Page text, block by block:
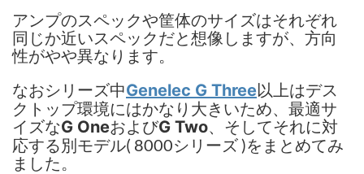
アンプのスペックや筐体のサイズはそれぞれ
同じか近いスペックだと想像しますが、方向
性がやや異なります。
なおシリーズ中Genelec G Three以上はデス
クトップ環境にはかなり大きいため、最適サ
イズなG OneおよびG Two、そしてそれに対
応する別モデル( 8000シリーズ )をまとめてみ
ました。